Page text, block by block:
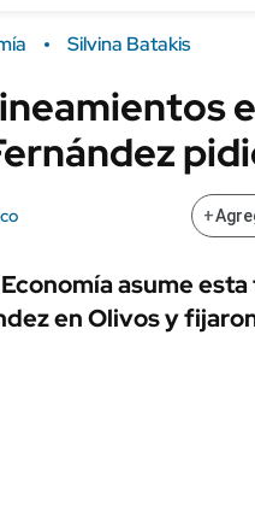
Sustentabilidad
Seguros
ENERGY
POLÍTICA
Silvina Batakis
+
asume
en Olivos y